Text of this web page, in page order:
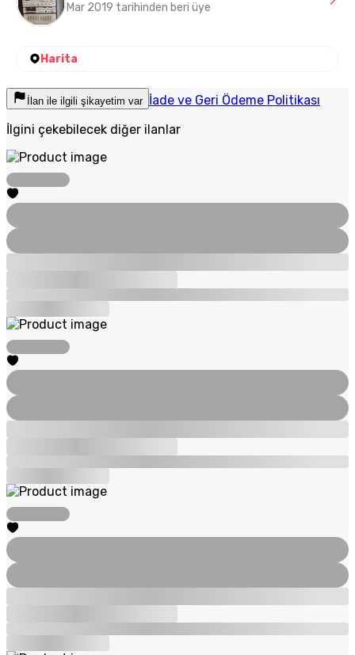
Mar 2019 tarihinden beri üye
Harita
İlan ile ilgili şikayetim var İade ve Geri Ödeme Politikası
İlgini çekebilecek diğer ilanlar